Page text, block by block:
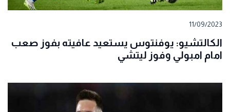
11/09/2023
الكالتشيو: يوفنتوس يستعيد عافيته بفوز صعب
امام امبولي وفوز ليتشي